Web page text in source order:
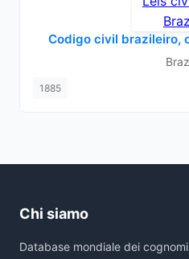
Codigo civil brazileiro,
1885
Chi siamo
Database mondiale dei